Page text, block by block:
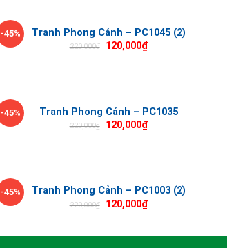
-45% Tranh Phong Cảnh – PC1045 (2)
220,000₫ 120,000₫
-45% Tranh Phong Cảnh – PC1035
220,000₫ 120,000₫
-45% Tranh Phong Cảnh – PC1003 (2)
220,000₫ 120,000₫